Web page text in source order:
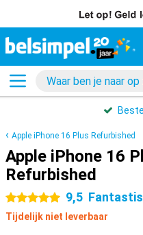
Beste
Apple iPhone 16 Plus Refurbished
Apple iPhone 16
Refurbished
5 sterren 9,5
Tijdelijk niet leverbaar